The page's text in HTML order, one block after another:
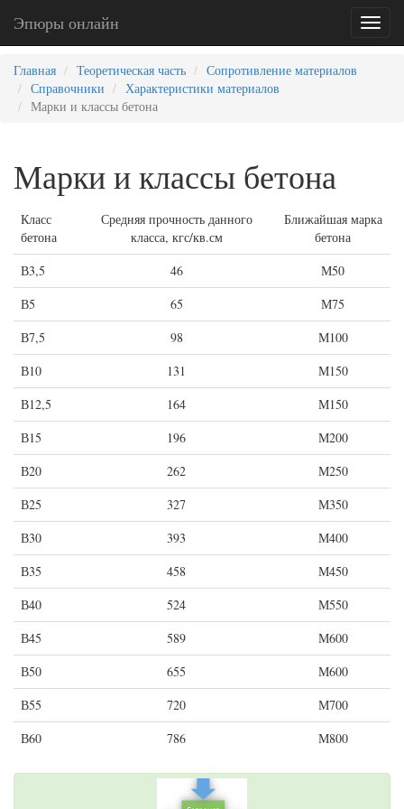
Toggle
Эпюры онлайн
Главная Теоретическая часть
Сопротивление материалов
Справочники
Характеристики материалов
Марки и классы бетона
Марки и классы бетона
Класс
бетона
Средняя прочность данного
класса, кгс/кв.см
Ближайшая марка
бетона
В3,5
46
М50
В5
65
М75
В7,5
98
М100
В10
131
М150
В12,5
164
М150
В15
196
М200
В20
262
М250
В25
327
М350
В30
393
М400
В35
458
М450
В40
524
М550
В45
589
М600
В50
655
М600
В55
720
М700
В60
786 М800